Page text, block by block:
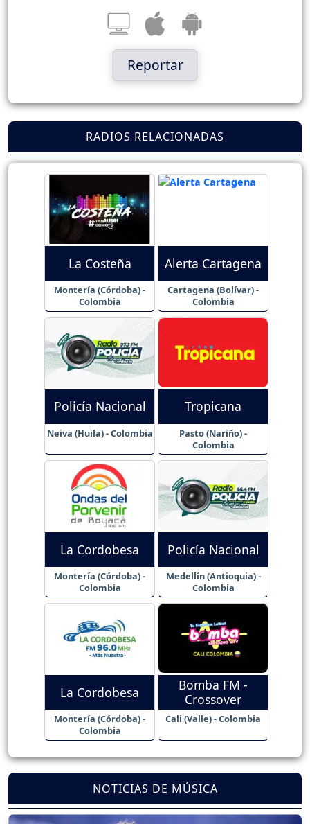
Reportar
RADIOS RELACIONADAS
La Costeña
Montería (Córdoba) -
Colombia
Alerta Cartagena
Cartagena (Bolívar) -
Colombia
Policía Nacional
Neiva (Huila) - Colombia
Tropicana
Pasto (Nariño) -
Colombia
La Cordobesa
Montería (Córdoba) -
Colombia
Policía Nacional
Medellín (Antioquia) -
Colombia
La Cordobesa
Montería (Córdoba) -
Colombia
Bomba FM -
Crossover
Cali (Valle) - Colombia
NOTICIAS DE MÚSICA